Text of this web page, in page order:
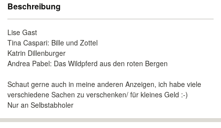
Beschreibung
Lise Gast
Tina Caspari: Bille und Zottel
Katrin Dillenburger
Andrea Pabel: Das Wildpferd aus den roten Bergen
Schaut gerne auch in meine anderen Anzeigen, ich habe viele
verschiedene Sachen zu verschenken/ für kleines Geld :-)
Nur an Selbstabholer